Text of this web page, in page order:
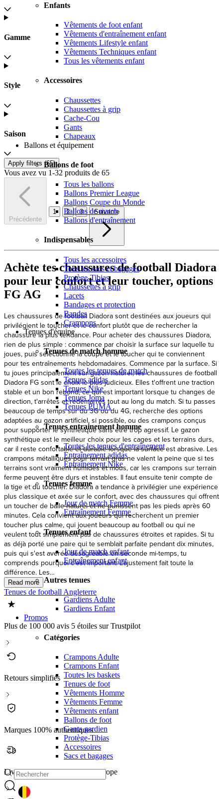
Enfants
Vêtements de foot enfant
Vêtements d'entraînement enfant
Vêtements Lifestyle enfant
Vêtements Techniques enfant
Tous les vêtements enfant
Accessoires
Chaussettes
Chaussettes à grip
Cache-Cou
Gants
Chapeaux
Ballons et équipement
Ballons de foot
Tous les ballons
Ballons Premier League
Ballons Coupe du Monde
Ballons de match
Ballons d'entraînement
Indispensables
Tous les accessoires
Tous les sacs et bagages
Protège-Tibias
Chaussettes à grip
Lacets
Bandages et protection
Bandes
Crampons
Tenues d'équipe
Tenues de match homme
Toutes les tenues de match
Tenues adidas
Tenues Nike
Tenues Joma
Tenues PUMA
Tenues entrainement homme
Toutes les tenues d'entraînement
Entraînement adidas
Entraînement Nike
Tenues femme
Jour de match Femme
Entraînement Femme
Tenues enfant
Jour de match enfant
Entraînement enfant
Autres tenues
Gardiens Adulte
Gardiens Enfant
Promos
Catégories
Crampons Adulte
Crampons Enfant
Toutes les baskets
Tenues de foot
Vêtements Homme
Vêtements Femme
Vêtements enfant
Ballons de foot
Gants gardien
Protège-Tibias
Accessoires
Sacs et bagages
GEOLOCATION BUTTON: BELGIQUE
Gamme
Style
Saison
Apply filters (65)
Vous avez vu 1-32 produits de 65
Précédente
1 2 3 Suivante
Achète tes chaussures de football Diadora
pour leur confort et leur toucher, options
FG AG
Tenues de football Angleterre
Plus de 100 000 avis 5 étoiles sur Trustpilot
Retours simplifiés
Marques 100% authentiques
Livraison rapide dans toute l'Europe